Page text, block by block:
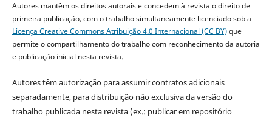
Autores mantêm os direitos autorais e concedem à revista o direito de
primeira publicação, com o trabalho simultaneamente licenciado sob a
Licença Creative Commons Atribuição 4.0 Internacional (CC BY)que
permite o compartilhamento do trabalho com reconhecimento da autoria
e publicação inicial nesta revista.
Autores têm autorização para assumir contratos adicionais
separadamente, para distribuição não exclusiva da versão do
trabalho publicada nesta revista (ex.: publicar em repositório